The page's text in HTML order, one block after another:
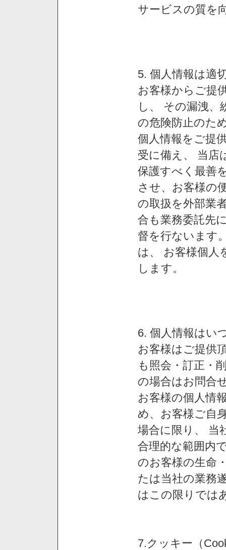
サービスの質を
5. 個人情報は適
お客様からご提
し、 その漏洩、
の危険防止のた
個人情報をご提
受に備え、 当店
保護すべく最善
させ、お客様の
の取扱を外部業
合も業務委託先
督を行ないます
は、 お客様個人
します。
6. 個人情報はい
お客様はご提供
も照会・訂正・
の場合はお問合
お客様の個人情
め、お客様ご自
場合に限り、 当
合理的な範囲内
のお客様の生命
たは当社の業務
はこの限りでは
7.クッキー（